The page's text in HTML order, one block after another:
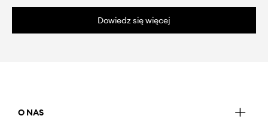
Dowiedz się więcej
O NAS